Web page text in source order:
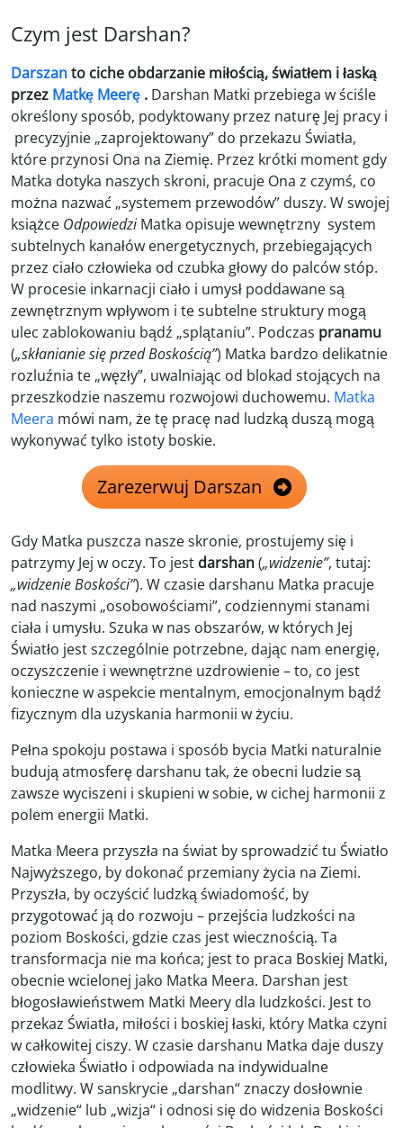
Czym jest Darshan?
Darszanto ciche obdarzanie miłością, światłem i łaską
przez Matkę Meerę . Darshan Matki przebiega w ściśle
określony sposób, podyktowany przez naturę Jej pracy i
precyzyjnie „zaprojektowany” do przekazu Światła,
które przynosi Ona na Ziemię. Przez krótki moment gdy
Matka dotyka naszych skroni, pracuje Ona z czymś, co
można nazwać „systemem przewodów” duszy. W swojej
książce Odpowiedzi Matka opisuje wewnętrzny system
subtelnych kanałów energetycznych, przebiegających
przez ciało człowieka od czubka głowy do palców stóp.
W procesie inkarnacji ciało i umysł poddawane są
zewnętrznym wpływom i te subtelne struktury mogą
ulec zablokowaniu bądź „splątaniu”. Podczas pranamu
(„skłanianie się przed Boskością”) Matka bardzo delikatnie
rozluźnia te „węzły”, uwalniając od blokad stojących na
przeszkodzie naszemu rozwojowi duchowemu. Matka
Meera mówi nam, że tę pracę nad ludzką duszą mogą
wykonywać tylko istoty boskie.
Zarezerwuj Darszan
Gdy Matka puszcza nasze skronie, prostujemy się i
patrzymy Jej w oczy. To jest darshan(„widzenie”, tutaj:
„widzenie Boskości”). W czasie darshanu Matka pracuje
nad naszymi „osobowościami”, codziennymi stanami
ciała i umysłu. Szuka w nas obszarów, w których Jej
Światło jest szczególnie potrzebne, dając nam energię,
oczyszczenie i wewnętrzne uzdrowienie – to, co jest
konieczne w aspekcie mentalnym, emocjonalnym bądź
fizycznym dla uzyskania harmonii w życiu.
Pełna spokoju postawa i sposób bycia Matki naturalnie
budują atmosferę darshanu tak, że obecni ludzie są
zawsze wyciszeni i skupieni w sobie, w cichej harmonii z
polem energii Matki.
Matka Meera przyszła na świat by sprowadzić tu Światło
Najwyższego, by dokonać przemiany życia na Ziemi.
Przyszła, by oczyścić ludzką świadomość, by
przygotować ją do rozwoju – przejścia ludzkości na
poziom Boskości, gdzie czas jest wiecznością. Ta
transformacja nie ma końca; jest to praca Boskiej Matki,
obecnie wcielonej jako Matka Meera. Darshan jest
błogosławieństwem Matki Meery dla ludzkości. Jest to
przekaz Światła, miłości i boskiej łaski, który Matka czyni
w całkowitej ciszy. W czasie darshanu Matka daje duszy
człowieka Światło i odpowiada na indywidualne
modlitwy. W sanskrycie „darshan“ znaczy dosłownie
„widzenie“ lub „wizja“ i odnosi się do widzenia Boskości